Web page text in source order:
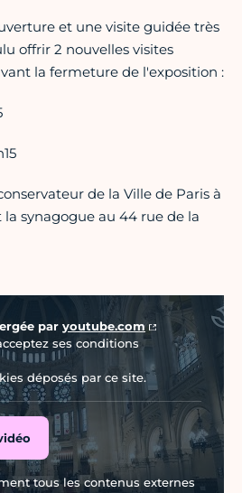
et une visite guidée très
offrir 2 nouvelles visites
la fermeture de l'exposition :
de la Ville de Paris à
la synagogue au 44 rue de la
par youtube.com
ses conditions
déposés par ce site.
tous les contenus externes